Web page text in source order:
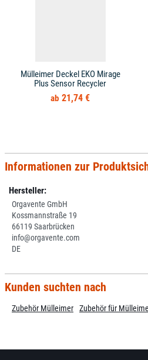
Mülleimer Deckel EKO Mirage
Plus Sensor Recycler
21,74 €
Informationen zur
Hersteller:
Orgavente GmbH
Kossmannstraße 19
66119 Saarbrücken
info@orgavente.com
DE
Kunden suchten nach
Zubehör Mülleimer Zubehör für